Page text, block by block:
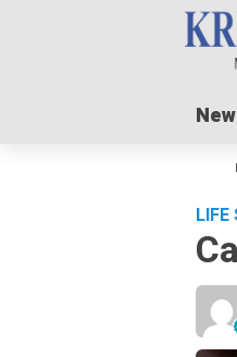
Dorong Lonjakan Harga
LIFE